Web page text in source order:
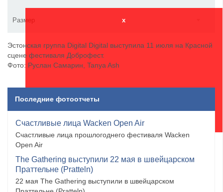
Размер x
Эстонская группа Digital Digital выступила 11 июля на Красной
сцене фестиваля Доброфест.
Фото: Руслан Самарин, Tanya Ash
Последние фотоотчеты
Счастливые лица Wacken Open Air
Счастливые лица прошлогоднего фестиваля Wacken
Open Air
The Gathering выступили 22 мая в швейцарском
Праттельне (Pratteln)
22 мая The Gathering выступили в швейцарском